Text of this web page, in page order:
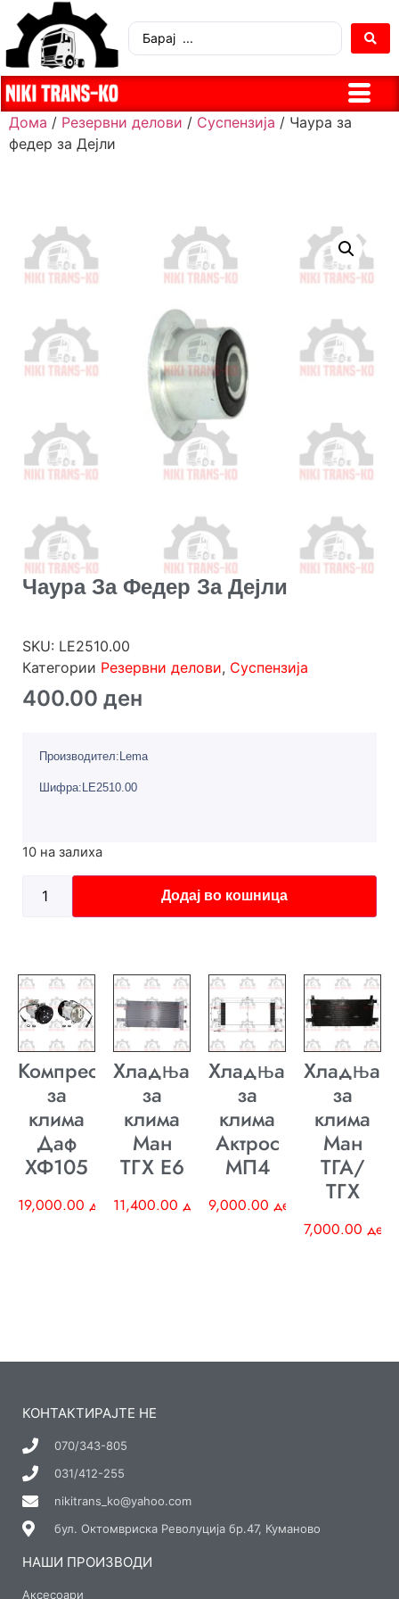
Дома / Резервни делови / Суспензија / Чаура за
федер за Дејли
Чаура За Федер За Дејли
SKU: LE2510.00
Категории Резервни делови, Суспензија
400.00 ден
Производител:Lema
Шифра:LE2510.00
10 на залиха
Додај во кошница
Компресор
за
клима
Даф
ХФ105
19,000.00 ден
Хладњак
за
клима
Ман
ТГХ E6
11,400.00 ден
Хладњак
за
клима
Актрос
МП4
9,000.00 ден
Хладњак
за
клима
Ман
ТГА/
ТГХ
7,000.00 ден
КОНТАКТИРАЈТЕ НЕ
070/343-805
031/412-255
nikitrans_ko@yahoo.com
бул. Октомвриска Револуција бр.47, Куманово
НАШИ ПРОИЗВОДИ
Аксесоари